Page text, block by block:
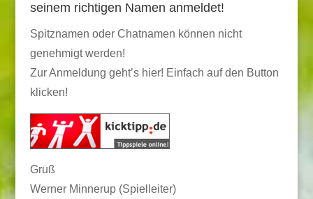
seinem richtigen Namen anmeldet!
Spitznamen oder Chatnamen können nicht
genehmigt werden!
Zur Anmeldung geht’s hier! Einfach auf den Button
klicken!
Gruß
Werner Minnerup (Spielleiter)